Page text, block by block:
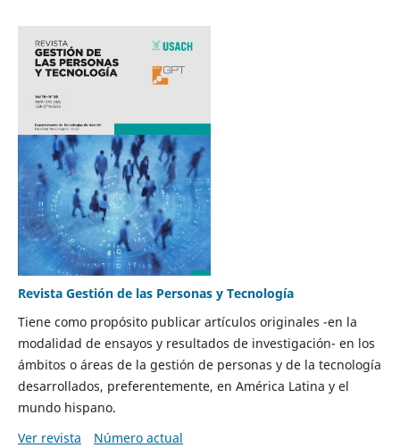
Revista Gestión de las Personas y Tecnología
Tiene como propósito publicar artículos originales -en la
modalidad de ensayos y resultados de investigación- en los
ámbitos o áreas de la gestión de personas y de la tecnología
desarrollados, preferentemente, en América Latina y el
mundo hispano.
Ver revista
Número actual